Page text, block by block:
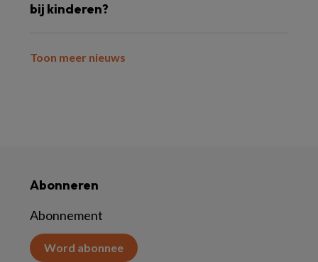
bij kinderen?
Toon meer nieuws
Abonneren
Abonnement
Word abonnee